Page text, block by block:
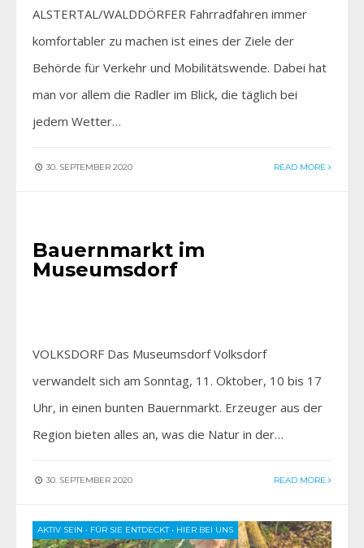
ALSTERTAL/WALDDÖRFER Fahrradfahren immer
komfortabler zu machen ist eines der Ziele der
Behörde für Verkehr und Mobilitätswende. Dabei hat
man vor allem die Radler im Blick, die täglich bei
jedem Wetter…
30. SEPTEMBER 2020 READ MORE
Bauernmarkt im
Museumsdorf
VOLKSDORF Das Museumsdorf Volksdorf
verwandelt sich am Sonntag, 11. Oktober, 10 bis 17
Uhr, in einen bunten Bauernmarkt. Erzeuger aus der
Region bieten alles an, was die Natur in der…
30. SEPTEMBER 2020 READ MORE
AKTIV SEIN • FÜR SIE ENTDECKT• HIER BEI UNS